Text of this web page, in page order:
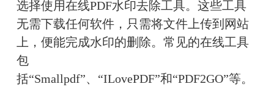
选择使用在线PDF水印去除工具。这些工具
无需下载任何软件，只需将文件上传到网站
上，便能完成水印的删除。常见的在线工具
包
括“Smallpdf”、“ILovePDF”和“PDF2GO”等。